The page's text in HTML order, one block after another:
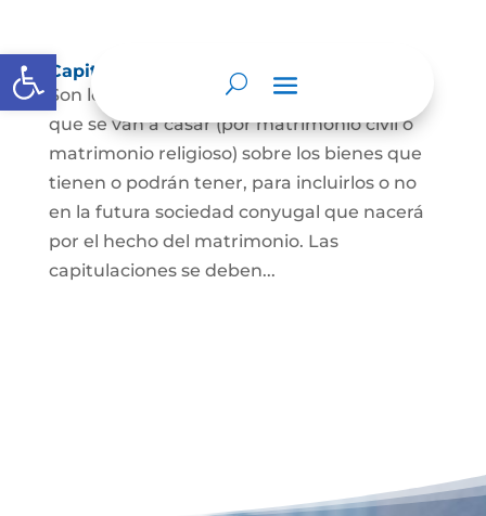
Abrir barra de herramientas
Capitulaciones Matrimoniales
Son los acuerdos que hacen las personas
que se van a casar (por matrimonio civil o
matrimonio religioso) sobre los bienes que
tienen o podrán tener, para incluirlos o no
en la futura sociedad conyugal que nacerá
por el hecho del matrimonio. Las
capitulaciones se deben...